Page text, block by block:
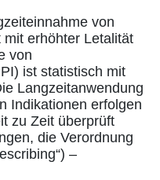
von
erhöhter Letalität
von
ist statistisch mit
Langzeitanwendung
Indikationen erfolgen
zu Zeit überprüft
die Verordnung
–